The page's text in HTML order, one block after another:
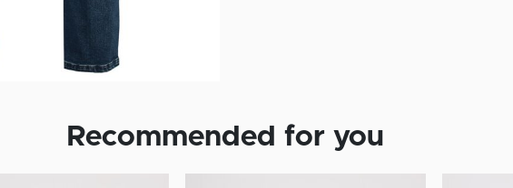
Recommended for you